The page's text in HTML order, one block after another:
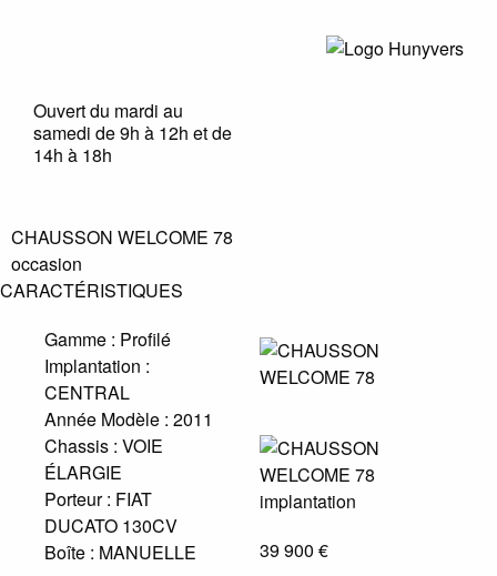
Ouvert du mardi au
samedi de 9h à 12h et de
14h à 18h
CHAUSSON WELCOME 78
occasion
CARACTÉRISTIQUES
Gamme : Profilé
Implantation :
CENTRAL
Année Modèle : 2011
Chassis : VOIE
ÉLARGIE
Porteur : FIAT
DUCATO 130CV
Boîte : MANUELLE
39 900 €